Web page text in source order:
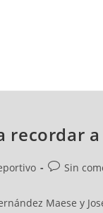
Sin
Maese y